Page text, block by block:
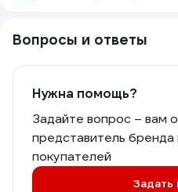
Вопросы и ответы
Нужна помощь?
Задайте вопрос – вам
представитель бренда
покупателей
Задать